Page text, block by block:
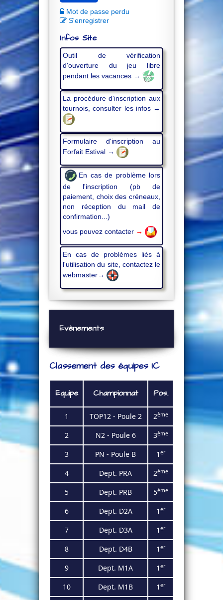
Mot de passe perdu
S'enregistrer
Infos Site
Outil de vérification
d'ouverture du jeu libre
pendant les vacances →
La procédure d'inscription aux
tournois, consulter les infos →
Formulaire d'inscription au
Forfait Estival →
En cas de problème lors
de l'inscription (pb de
paiement, choix des créneaux,
non réception du mail de
confirmation...)
vous pouvez contacter →
En cas de problèmes liés à
l'utilisation du site, contactez le
webmaster→
Evènements
Classement des équipes IC
Equipe Championnat Pos.
1 TOP12 - Poule 2 2ème
2 N2 - Poule 6 3ème
3 PN - Poule B 1 er
4 Dept. PRA 2ème
5 Dept. PRB 5ème
6 Dept. D2A 1 er
7 Dept. D3A 1 er
8 Dept. D4B 1 er
9 Dept. M1A 1 er
10 Dept. M1B 1 er